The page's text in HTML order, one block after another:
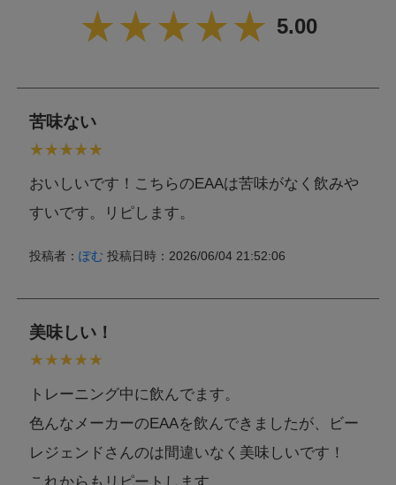
4.6g
本製品に含まれるア
レルギー物質
(特定原材料等28品
特記事項
本製品工場では乳成分,卵,小麦,そば,落花生,えび,かに,いか,さ
5.00
苦味ない
おいしいです！こちらのEAAは苦味がなく飲みや
すいです。リピします。
投稿者：ぽむ 投稿日時：2026/06/04 21:52:06
美味しい！
トレーニング中に飲んでます。
色んなメーカーのEAAを飲んできましたが、ビー
レジェンドさんのは間違いなく美味しいです！